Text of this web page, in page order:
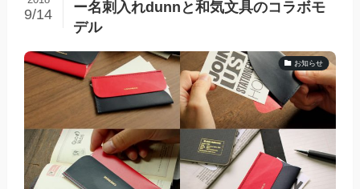
ー名刺入れdunnと和気文具のコラボモ
デル
9/14
お知らせ